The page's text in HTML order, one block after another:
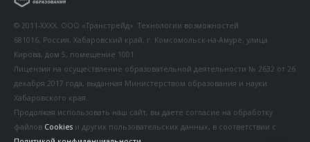
© 2011-XXXX. ООО «Транстрейд». Технологии возможностей.
681016, Россия, Хабаровский край, г. Комсомольск-на-Амуре, улица
Кирова, дом 5, помещение 1001.
Лицензия на осуществление образовательной деятельности № 2632 от 26
декабря 2017 года, выданная Министерством образования и науки
Хабаровского края.
Продолжая использовать наш сайт, вы даете согласие на обработку
файлов Cookies и других пользовательских данных, в соответствии с